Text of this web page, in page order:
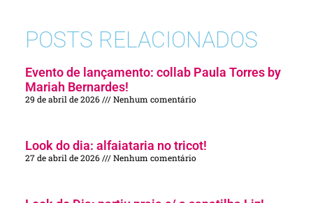
POSTS RELACIONADOS
Evento de lançamento: collab Paula Torres by
Mariah Bernardes!
29 de abril de 2026 Nenhum comentário
Look do dia: alfaiataria no tricot!
27 de abril de 2026 Nenhum comentário